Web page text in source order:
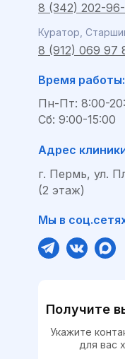
8 (342) 202-
8 (912) 069 97
Куратор,
Время работы:
Пн-Пт: 8:00-
Сб: 9:00-15:00
Адрес
г. Пермь, ул.
(2 этаж)
Получите
Мы в
Укажите
для вас